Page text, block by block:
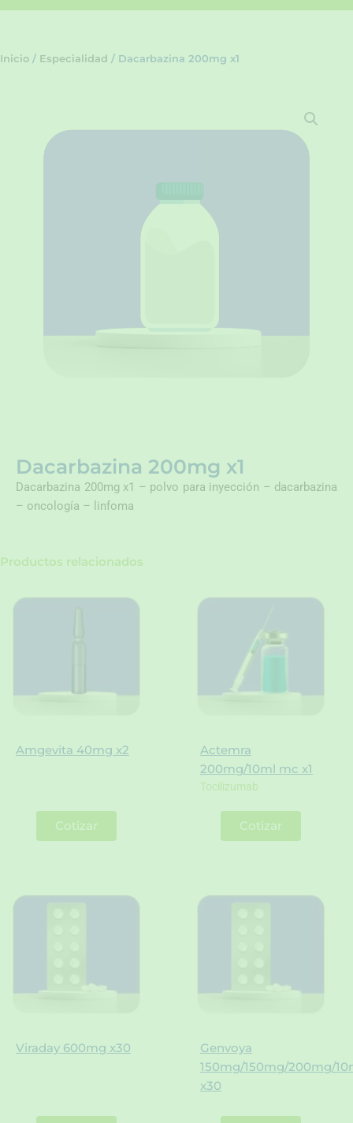
Inicio / Especialidad / Dacarbazina 200mg x1
Dacarbazina 200mg x1
Dacarbazina 200mg x1 – polvo para inyección – dacarbazina
– oncología – linfoma
Productos relacionados
Amgevita 40mg x2
Cotizar
Actemra
200mg/10ml mc x1
Tocilizumab
Cotizar
Viraday 600mg x30
Genvoya
150mg/150mg/200mg/
x30